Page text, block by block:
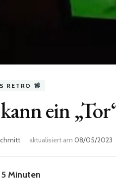
RETRO
ein
aktualisiert am 08/05/2023
Minuten